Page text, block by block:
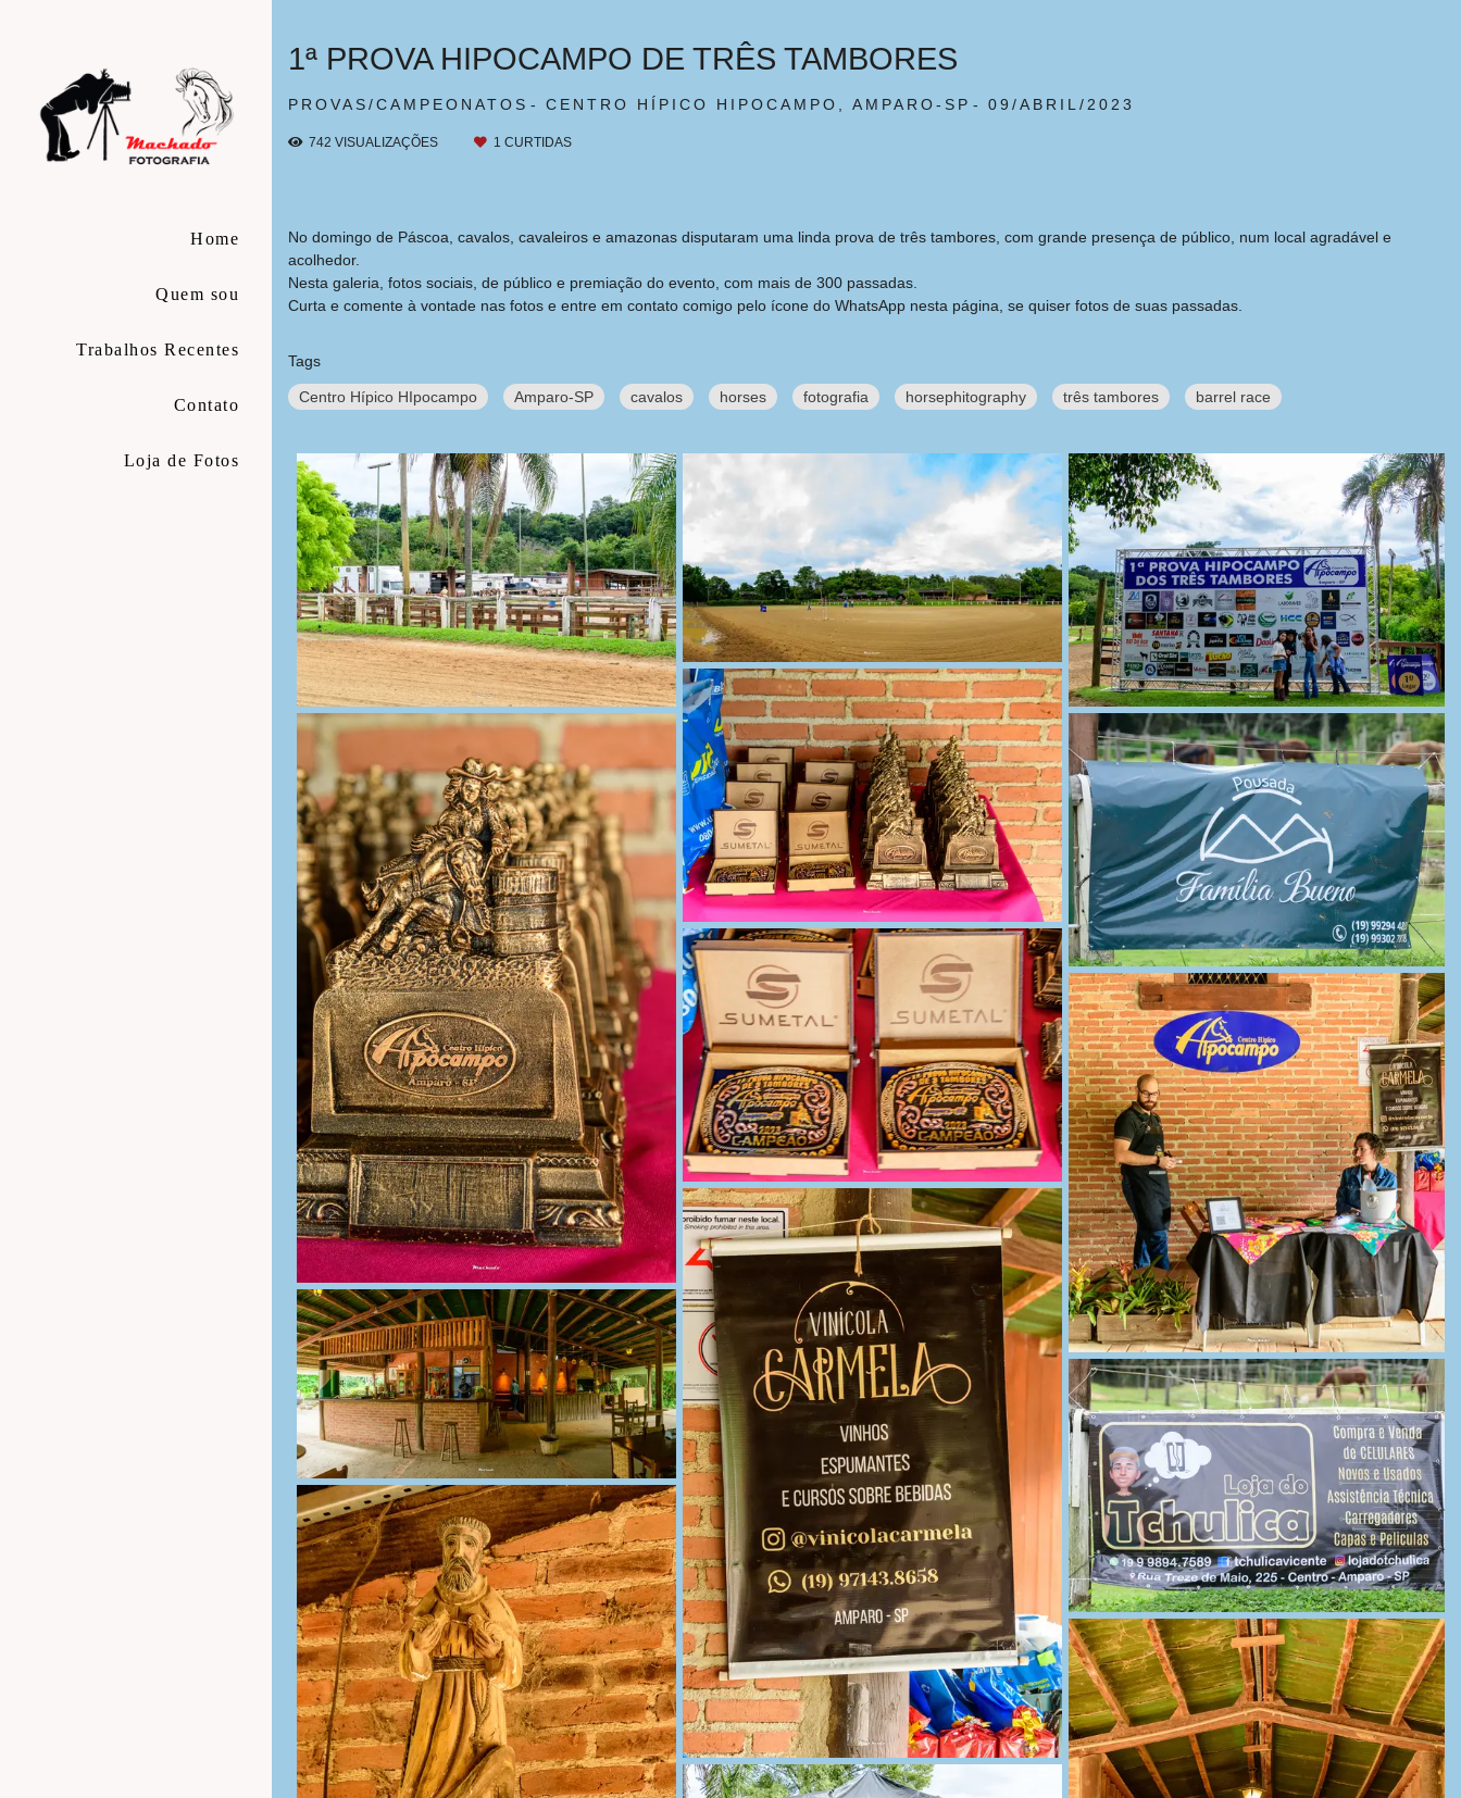
Home
Quem sou
Trabalhos Recentes
Contato
Loja de Fotos
PROVAS/CAMPEONATOS CENTRO HÍPICO HIPOCAMPO, AMPARO-SP 09/ABRIL/2023
1ª PROVA HIPOCAMPO DE TRÊS TAMBORES
742 VISUALIZAÇÕES 1 CURTIDAS
No domingo de Páscoa, cavalos, cavaleiros e amazonas disputaram uma linda prova de três tambores, com grande presença de público, num local agradável e
acolhedor.
Nesta galeria, fotos sociais, de público e premiação do evento, com mais de 300 passadas.
Curta e comente à vontade nas fotos e entre em contato comigo pelo ícone do WhatsApp nesta página, se quiser fotos de suas passadas.
Tags
Centro Hípico HIpocampo Amparo-SP cavalos horses fotografia horsephitography três tambores barrel race